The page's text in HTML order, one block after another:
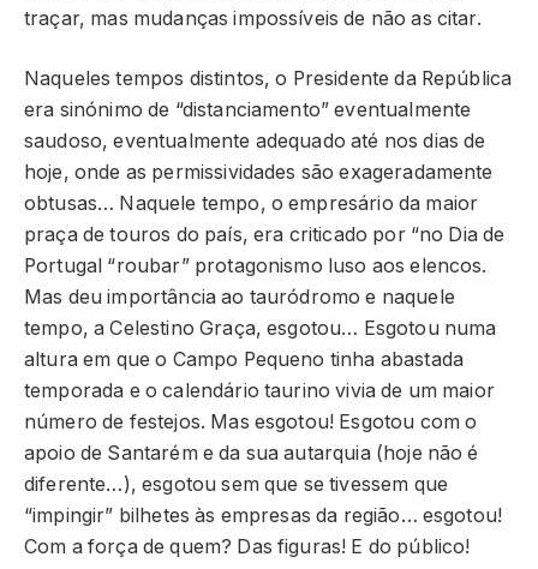
traçar, mas mudanças impossíveis de não as citar.
Naqueles tempos distintos, o Presidente da República
era sinónimo de “distanciamento” eventualmente
saudoso, eventualmente adequado até nos dias de
hoje, onde as permissividades são exageradamente
obtusas… Naquele tempo, o empresário da maior
praça de touros do país, era criticado por “no Dia de
Portugal “roubar” protagonismo luso aos elencos.
Mas deu importância ao tauródromo e naquele
tempo, a Celestino Graça, esgotou… Esgotou numa
altura em que o Campo Pequeno tinha abastada
temporada e o calendário taurino vivia de um maior
número de festejos. Mas esgotou! Esgotou com o
apoio de Santarém e da sua autarquia (hoje não é
diferente…), esgotou sem que se tivessem que
“impingir” bilhetes às empresas da região… esgotou!
Com a força de quem? Das figuras! E do público!